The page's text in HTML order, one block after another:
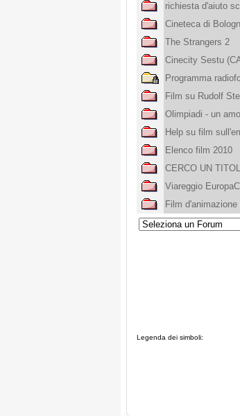
richiesta d'aiuto
Cineteca di
The Strangers 2
Cinecity Sestu
Programma
Film su Rudolf
Olimpiadi - un
Help su film
Elenco film 2010
CERCO UN
Viareggio
Film
Legenda dei simboli: